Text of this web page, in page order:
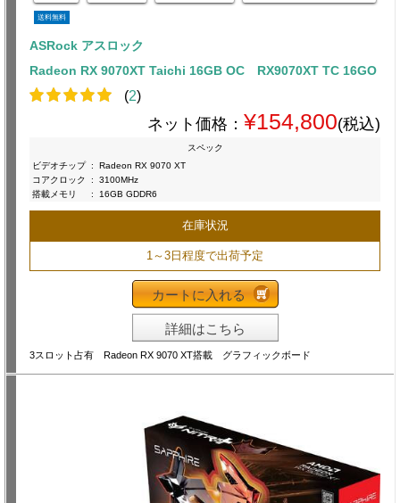
送料無料
ASRock アスロック
Radeon RX 9070XT Taichi 16GB OC RX9070XT TC 16GO
(2)
ネット価格： ¥154,800(税込)
スペック
ビデオチップ :
Radeon RX 9070 XT
コアクロック
:
3100MHz
搭載メモリ
: 16GB GDDR6
在庫状況
1～3日程度で出荷予定
カートに入れる
詳細はこちら
3スロット占有 Radeon RX 9070 XT搭載 グラフィックボード